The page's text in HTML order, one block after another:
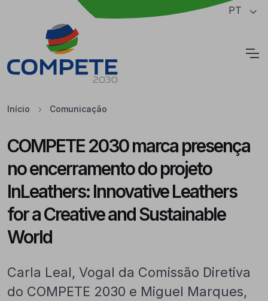
Saltar para o conteúdo principal da página PT
Início Comunicação
COMPETE 2030 marca presença
no encerramento do projeto
InLeathers: Innovative Leathers
for a Creative and Sustainable
World
Carla Leal, Vogal da Comissão Diretiva
do COMPETE 2030 e Miguel Marques,